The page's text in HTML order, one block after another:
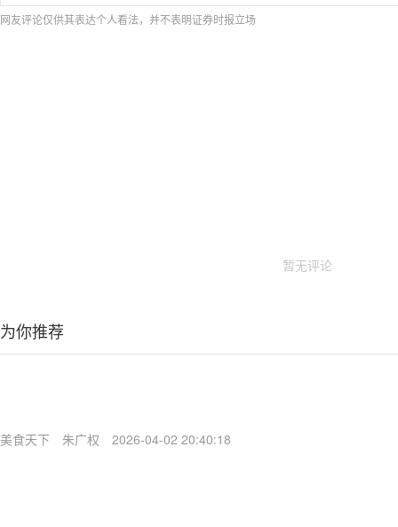
网友评论仅供其表达个人看法，并不表明证券时报立场
暂无评论
为你推荐
美食天下 朱广权 2026-04-02 20:40:18